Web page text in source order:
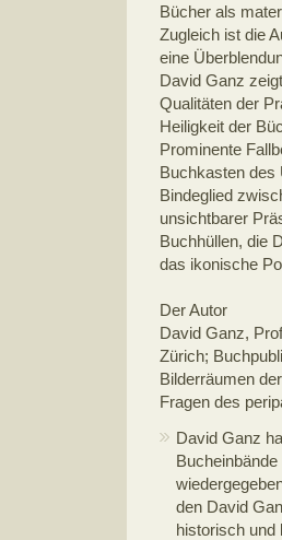
Bücher als
Zugleich ist die
eine
David Ganz
Qualitäten der
Heiligkeit der
Prominente
Buchkasten des
Bindeglied
unsichtbarer
Buchhüllen, die
das ikonische
Der Autor
David Ganz,
Zürich;
Bilderräumen
Fragen des
David Ganz
den David
historisch und